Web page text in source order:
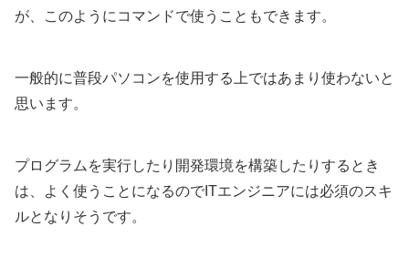
が、このようにコマンドで使うこともできます。
一般的に普段パソコンを使用する上ではあまり使わないと
思います。
プログラムを実行したり開発環境を構築したりするとき
は、よく使うことになるのでITエンジニアには必須のスキ
ルとなりそうです。